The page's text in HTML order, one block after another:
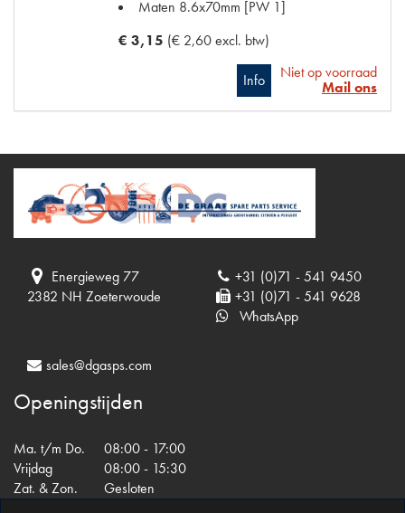
Maten 8.6x70mm [PW 1]
€ 3,15 (€ 2,60 excl. btw)
Info
Niet op voorraad
Mail ons
Energieweg 77
2382 NH Zoeterwoude
+31 (0)71 - 541 9450
+31 (0)71 - 541 9628
WhatsApp
sales@dgasps.com
Openingstijden
Ma. t/m Do.
08:00 - 17:00
Vrijdag
08:00 - 15:30
Zat. & Zon.
Gesloten